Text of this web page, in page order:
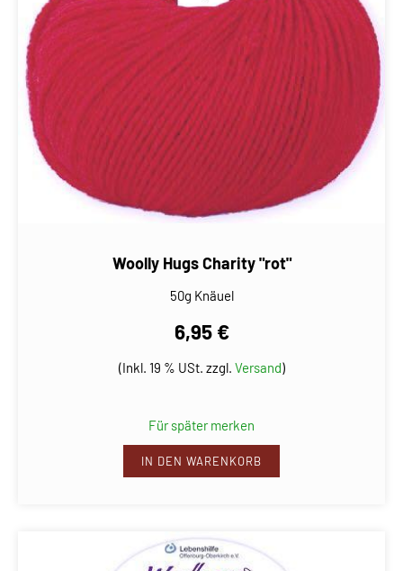
Woolly Hugs Charity "rot"
50g Knäuel
6,95 €
(Inkl. 19 % USt. zzgl. Versand)
Für später merken
IN DEN WARENKORB